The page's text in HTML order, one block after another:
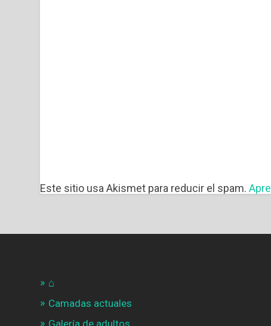
Este sitio usa Akismet para reducir el spam.
⌂
Camadas actuales